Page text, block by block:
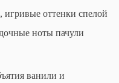
игривые оттенки спелой
ноты пачули
ванили и